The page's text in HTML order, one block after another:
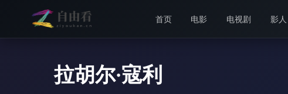
首页 电影 电视剧 影人
拉胡尔·寇利